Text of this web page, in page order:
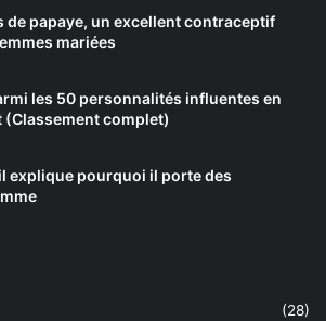
de papaye, un excellent contraceptif
mariées
les 50 personnalités influentes en
(Classement complet)
explique pourquoi il porte des
(28)